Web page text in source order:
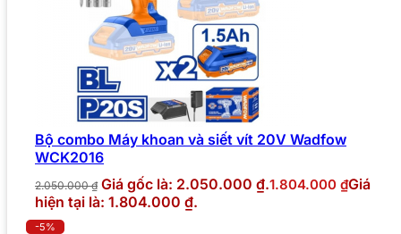
Bộ combo Máy khoan và siết vít 20V Wadfow
WCK2016
2.050.000₫ Giá gốc là: 2.050.000 ₫.1.804.000 ₫Giá
hiện tại là: 1.804.000 ₫.
-5%